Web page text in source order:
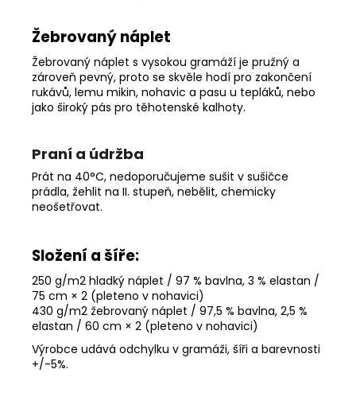
Žebrovaný náplet
Žebrovaný náplet s vysokou gramáží je pružný a
zároveň pevný, proto se skvěle hodí pro zakončení
rukávů, lemu mikin, nohavic a pasu u tepláků, nebo
jako široký pás pro těhotenské kalhoty.
Praní a údržba
Prát na 40°C, nedoporučujeme sušit v sušičce
prádla, žehlit na II. stupeň, nebělit, chemicky
neošetřovat.
Složení a šíře:
250 g/m2 hladký náplet / 97 % bavlna, 3 % elastan /
75 cm × 2 (pleteno v nohavici)
430 g/m2 žebrovaný náplet / 97,5 % bavlna, 2,5 %
elastan / 60 cm × 2 (pleteno v nohavici)
Výrobce udává odchylku v gramáži, šíři a barevnosti
+/-5%.